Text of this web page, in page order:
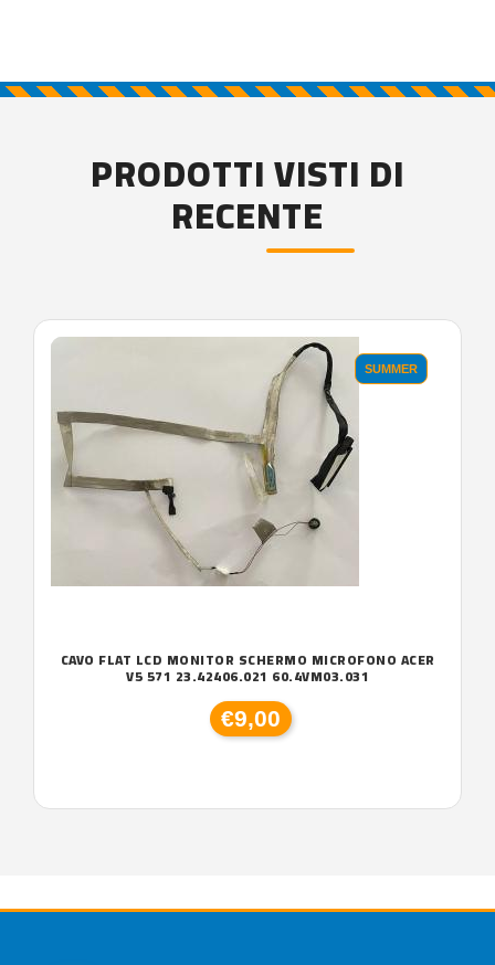
PRODOTTI VISTI DI
RECENTE
'.'
SUMMER
CAVO FLAT LCD MONITOR SCHERMO MICROFONO ACER
V5 571 23.42406.021 60.4VM03.031
€9,00